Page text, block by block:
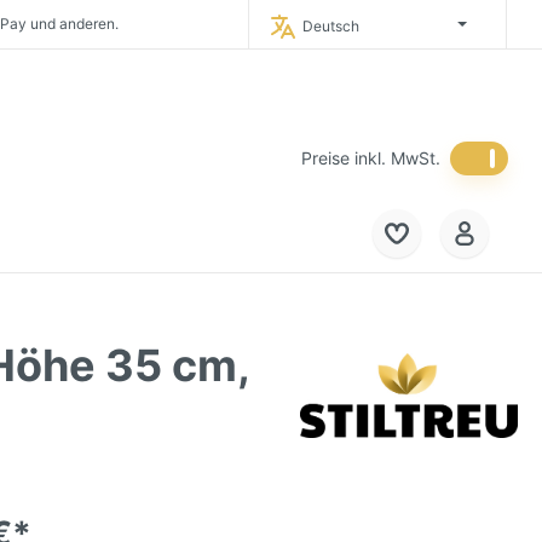
und anderen.
Deutschlands.
Deutschland.
Deutsch
Preise inkl. MwSt.
35 cm,